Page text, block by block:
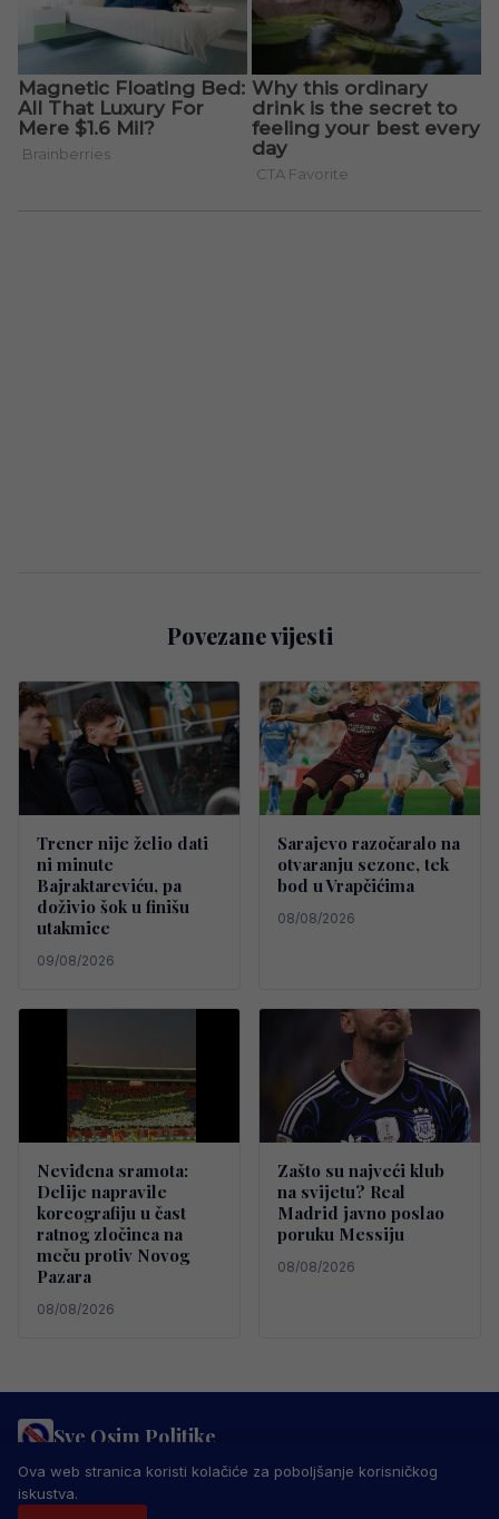
Povezane vijesti
Trener nije želio dati
ni minute
Bajraktareviću, pa
doživio šok u finišu
utakmice
09/08/2026
Sarajevo razočaralo na
otvaranju sezone, tek
bod u Vrapčićima
08/08/2026
Neviđena sramota:
Delije napravile
koreografiju u čast
ratnog zločinca na
meču protiv Novog
Pazara
08/08/2026
Zašto su najveći klub
na svijetu? Real
Madrid javno poslao
poruku Messiju
08/08/2026
Sve Osim Politike
PRAVILA PRIVATNOSTI MARKETING
USLOVI KORIŠTENJA
IMPRESSUM
© 2026 Sve Osim Politike. Sva prava zadržana.
Ova web stranica koristi kolačiće za poboljšanje korisničkog
iskustva.